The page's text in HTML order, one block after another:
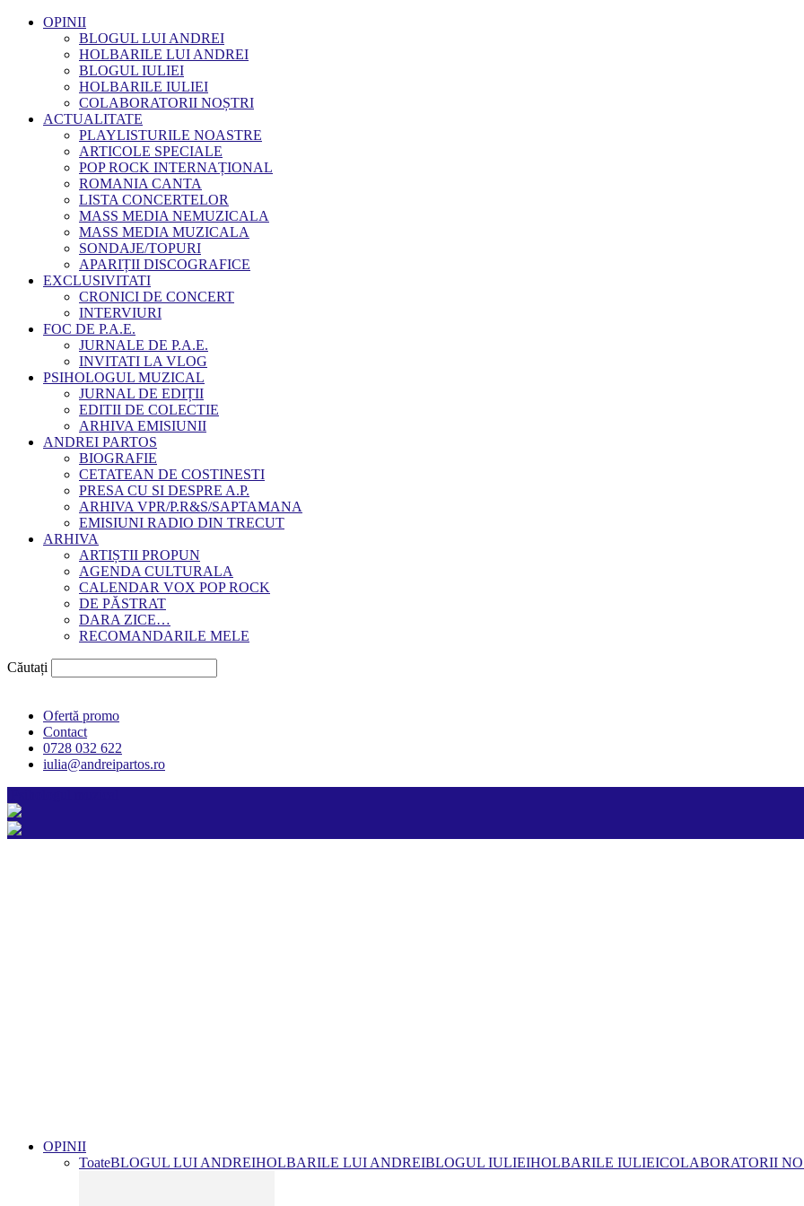
OPINII
BLOGUL LUI ANDREI
HOLBARILE LUI ANDREI
BLOGUL IULIEI
HOLBARILE IULIEI
COLABORATORII NOȘTRI
ACTUALITATE
PLAYLISTURILE NOASTRE
ARTICOLE SPECIALE
POP ROCK INTERNAȚIONAL
ROMANIA CANTA
LISTA CONCERTELOR
MASS MEDIA NEMUZICALA
MASS MEDIA MUZICALA
SONDAJE/TOPURI
APARIȚII DISCOGRAFICE
EXCLUSIVITATI
CRONICI DE CONCERT
INTERVIURI
FOC DE P.A.E.
JURNALE DE P.A.E.
INVITATI LA VLOG
PSIHOLOGUL MUZICAL
JURNAL DE EDIȚII
EDITII DE COLECTIE
ARHIVA EMISIUNII
ANDREI PARTOS
BIOGRAFIE
CETATEAN DE COSTINESTI
PRESA CU SI DESPRE A.P.
ARHIVA VPR/P.R&S/SAPTAMANA
EMISIUNI RADIO DIN TRECUT
ARHIVA
ARTIȘTII PROPUN
AGENDA CULTURALA
CALENDAR VOX POP ROCK
DE PĂSTRAT
DARA ZICE…
RECOMANDARILE MELE
Căutați
Ofertă promo
Contact
0728 032 622
iulia@andreipartos.ro
OPINII
ToateBLOGUL LUI ANDREIHOLBARILE LUI ANDREIBLOGUL IULIEIHOLBARILE IULIEICOLABORATORII